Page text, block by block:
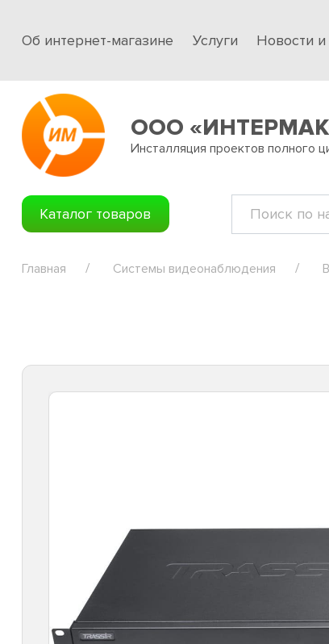
Об интернет-магазине Услуги Новости
ООО
Инсталляция проектов полного
Каталог товаров
Главная Системы видеонаблюдения